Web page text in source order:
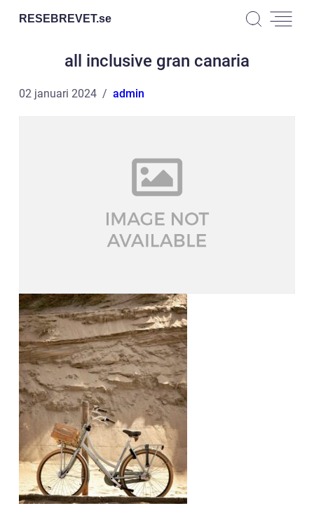
RESEBREVET.se
all inclusive gran canaria
02 januari 2024 admin